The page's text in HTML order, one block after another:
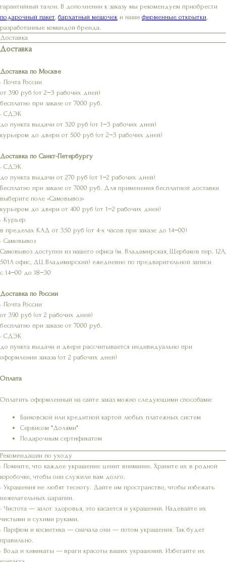
гарантийный талон. В дополнении к заказу мы рекомендуем приобрести
подарочный пакет бархатный мешочек и наши фирменные открытки
разработанные командой бренда.
Доставка
Доставка
Доставка по Москве
• Почта России
от 390 руб (от 2−3 рабочих дней)
бесплатно при заказе от 7000 руб.
• СДЭК
до пункта выдачи от 320 руб (от 1−3 рабочих дней)
курьером до двери от 500 руб (от 2−3 рабочих дней)
Доставка по Санкт-Петербургу
• СДЭК
до пункта выдачи от 270 руб (от 1−2 рабочих дней)
Бесплатно при заказе от 7000 руб. Для применения бесплатной доставки
выберите поле «Самовывоз»
курьером до двери от 400 руб (от 1−2 рабочих дней)
• Курьер
в пределах КАД от 350 руб (от 4-х часов при заказе до 14−00)
• Самовывоз
Самовывоз доступен из нашего офиса (м. Владимирская, Щербаков пер. 12А,
501А офис, ДЦ Владимирский) ежедневно по предварительной записи
с 14−00 до 18−30
Доставка по России
• Почта России
от 390 руб (от 2 рабочих дней)
бесплатно при заказе от 7000 руб.
• СДЭК
до пункта выдачи и двери рассчитывается индивидуально при
оформлении заказа (от 2 рабочих дней)
Оплата
Оплатить оформленный на сайте заказ можно следующими способами:
Банковской или кредитной картой любых платежных систем
Сервисом "Долями"
Подарочным сертификатом
Рекомендации по уходу
• Помните, что каждое украшение ценит внимание. Храните их в родной
коробочке, чтобы они служили вам долго.
• Украшения не любят тесноту. Дайте им пространство, чтобы избежать
нежелательных царапин.
• Чистота — залог здоровья, это касается и украшений. Надевайте их
чистыми и сухими руками.
• Парфюм и косметика — сначала они — потом украшения. Так будет
правильно.
• Вода и химикаты — враги красоты ваших украшений. Избегайте их